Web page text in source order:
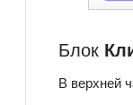
Блок
В верхней